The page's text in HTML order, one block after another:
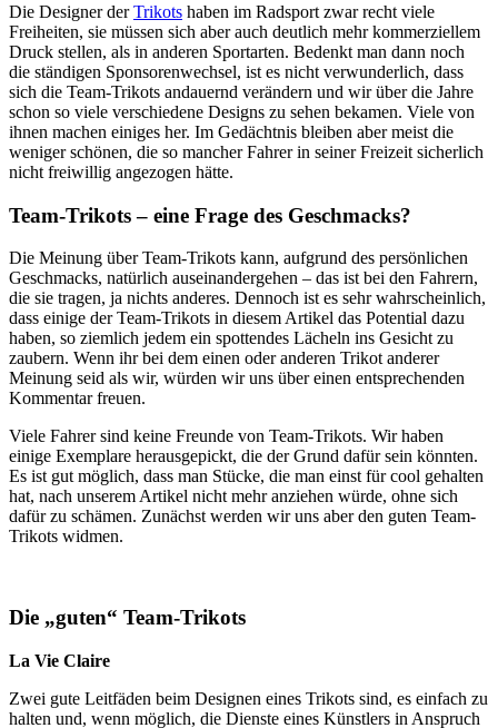
Die Designer derTrikots haben im Radsport zwar recht viele
Freiheiten, sie müssen sich aber auch deutlich mehr kommerziellem
Druck stellen, als in anderen Sportarten. Bedenkt man dann noch
die ständigen Sponsorenwechsel, ist es nicht verwunderlich, dass
sich die Team-Trikots andauernd verändern und wir über die Jahre
schon so viele verschiedene Designs zu sehen bekamen. Viele von
ihnen machen einiges her. Im Gedächtnis bleiben aber meist die
weniger schönen, die so mancher Fahrer in seiner Freizeit sicherlich
nicht freiwillig angezogen hätte.
Team-Trikots – eine Frage des Geschmacks?
Die Meinung über Team-Trikots kann, aufgrund des persönlichen
Geschmacks, natürlich auseinandergehen – das ist bei den Fahrern,
die sie tragen, ja nichts anderes. Dennoch ist es sehr wahrscheinlich,
dass einige der Team-Trikots in diesem Artikel das Potential dazu
haben, so ziemlich jedem ein spottendes Lächeln ins Gesicht zu
zaubern. Wenn ihr bei dem einen oder anderen Trikot anderer
Meinung seid als wir, würden wir uns über einen entsprechenden
Kommentar freuen.
Viele Fahrer sind keine Freunde von Team-Trikots. Wir haben
einige Exemplare herausgepickt, die der Grund dafür sein könnten.
Es ist gut möglich, dass man Stücke, die man einst für cool gehalten
hat, nach unserem Artikel nicht mehr anziehen würde, ohne sich
dafür zu schämen. Zunächst werden wir uns aber den guten Team-
Trikots widmen.
Die „guten“ Team-Trikots
La Vie Claire
Zwei gute Leitfäden beim Designen eines Trikots sind, es einfach zu
halten und, wenn möglich, die Dienste eines Künstlers in Anspruch